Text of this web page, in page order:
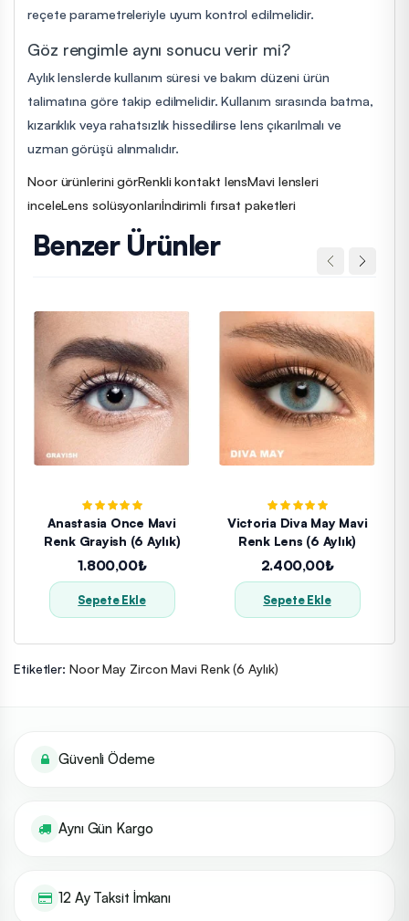
reçete parametreleriyle uyum kontrol edilmelidir.
Göz rengimle aynı sonucu verir mi?
Aylık lenslerde kullanım süresi ve bakım düzeni ürün
talimatına göre takip edilmelidir. Kullanım sırasında batma,
kızarıklık veya rahatsızlık hissedilirse lens çıkarılmalı ve
uzman görüşü alınmalıdır.
Noor ürünlerini görRenkli kontakt lensMavi lensleri
inceleLens solüsyonlarıİndirimli fırsat paketleri
Benzer Ürünler
Anastasia Once Mavi
Renk Grayish (6 Aylık)
1.800,00₺
Sepete Ekle
Victoria Diva May Mavi
Renk Lens (6 Aylık)
2.400,00₺
Sepete Ekle
Etiketler: Noor May Zircon Mavi Renk (6 Aylık)
Güvenli Ödeme
Aynı Gün Kargo
12 Ay Taksit İmkanı